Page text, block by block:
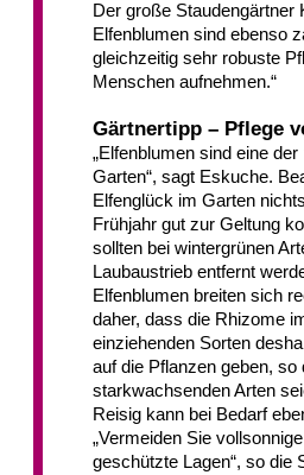
Der große Staudengärtner
Elfenblumen sind ebenso
gleichzeitig sehr robuste
Menschen aufnehmen.“
Gärtnertipp – Pflege
„Elfenblumen sind eine
Garten“, sagt Eskuche.
Elfenglück im Garten
Frühjahr gut zur Geltung
sollten bei wintergrünen
Laubaustrieb entfernt
Elfenblumen breiten sich
daher, dass die Rhizome
einziehenden Sorten
auf die Pflanzen geben,
starkwachsenden Arten
Reisig kann bei Bedarf
„Vermeiden Sie
geschützte Lagen“, so die